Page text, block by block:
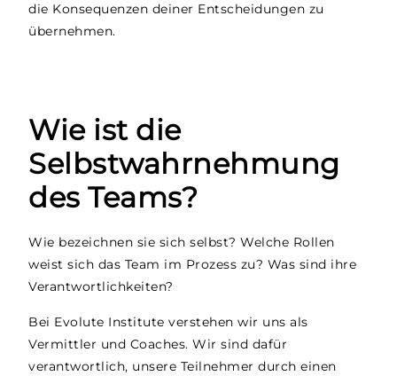
die Konsequenzen deiner Entscheidungen zu
übernehmen.
Wie ist die
Selbstwahrnehmung
des Teams?
Wie bezeichnen sie sich selbst? Welche Rollen
weist sich das Team im Prozess zu? Was sind ihre
Verantwortlichkeiten?
Bei Evolute Institute verstehen wir uns als
Vermittler und Coaches. Wir sind dafür
verantwortlich, unsere Teilnehmer durch einen